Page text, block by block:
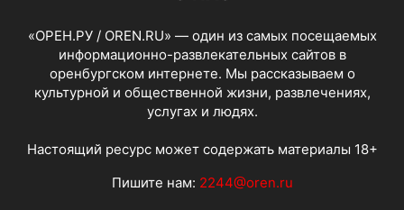
«ОРЕН.РУ / OREN.RU» — один из самых посещаемых
информационно-развлекательных сайтов в
оренбургском интернете. Мы рассказываем о
культурной и общественной жизни, развлечениях,
услугах и людях.
Настоящий ресурс может содержать материалы 18+
Пишите нам: 2244@oren.ru